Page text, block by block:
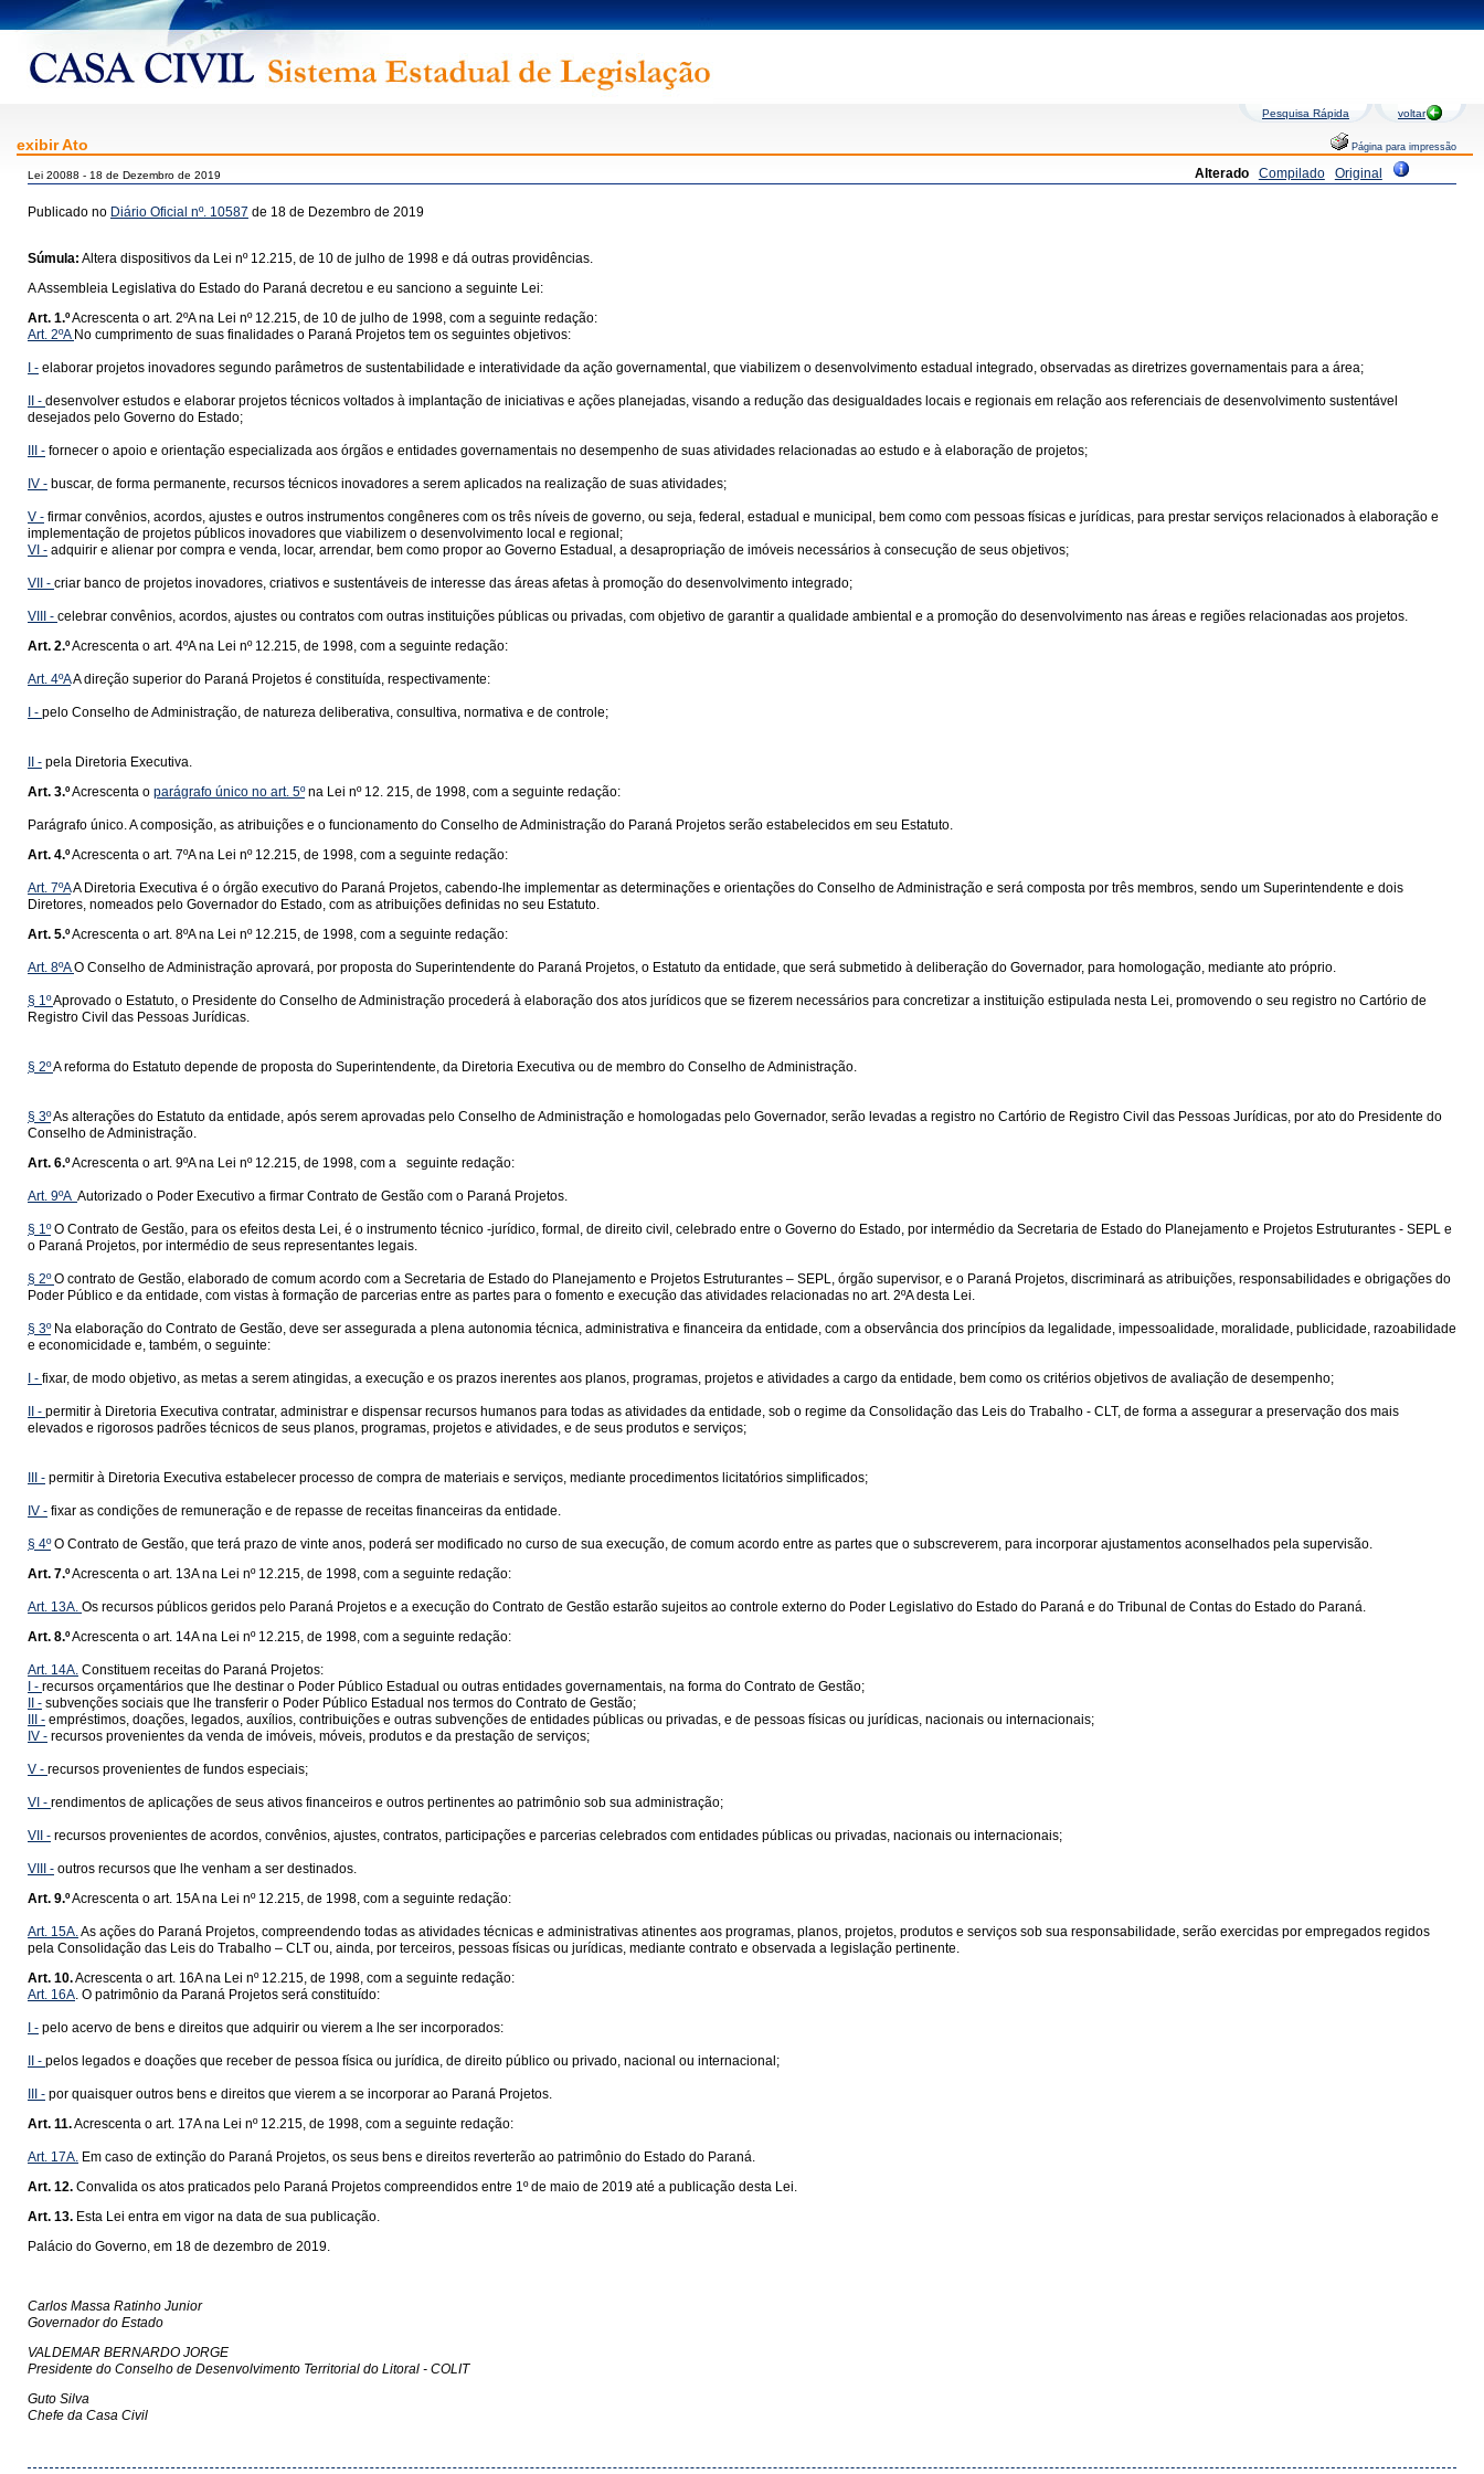
Pesquisa Rápida voltar
exibir Ato Página para impressão
Alterado Compilado Original
Lei 20088 - 18 de Dezembro de 2019
Publicado no Diário Oficial nº. 10587 de 18 de Dezembro de 2019
Súmula: Altera dispositivos da Lei nº 12.215, de 10 de julho de 1998 e dá outras providências.
A Assembleia Legislativa do Estado do Paraná decretou e eu sanciono a seguinte Lei:
Art. 1.ºAcrescenta o art. 2ºA na Lei nº 12.215, de 10 de julho de 1998, com a seguinte redação:
Art. 2ºA No cumprimento de suas finalidades o Paraná Projetos tem os seguintes objetivos:
I - elaborar projetos inovadores segundo parâmetros de sustentabilidade e interatividade da ação governamental, que viabilizem o desenvolvimento estadual integrado, observadas as diretrizes governamentais para a área;
II - desenvolver estudos e elaborar projetos técnicos voltados à implantação de iniciativas e ações planejadas, visando a redução das desigualdades locais e regionais em relação aos referenciais de desenvolvimento sustentável
desejados pelo Governo do Estado;
III - fornecer o apoio e orientação especializada aos órgãos e entidades governamentais no desempenho de suas atividades relacionadas ao estudo e à elaboração de projetos;
IV - buscar, de forma permanente, recursos técnicos inovadores a serem aplicados na realização de suas atividades;
V - firmar convênios, acordos, ajustes e outros instrumentos congêneres com os três níveis de governo, ou seja, federal, estadual e municipal, bem como com pessoas físicas e jurídicas, para prestar serviços relacionados à elaboração e
implementação de projetos públicos inovadores que viabilizem o desenvolvimento local e regional;
VI - adquirir e alienar por compra e venda, locar, arrendar, bem como propor ao Governo Estadual, a desapropriação de imóveis necessários à consecução de seus objetivos;
VII - criar banco de projetos inovadores, criativos e sustentáveis de interesse das áreas afetas à promoção do desenvolvimento integrado;
VIII - celebrar convênios, acordos, ajustes ou contratos com outras instituições públicas ou privadas, com objetivo de garantir a qualidade ambiental e a promoção do desenvolvimento nas áreas e regiões relacionadas aos projetos.
Art. 2.ºAcrescenta o art. 4ºA na Lei nº 12.215, de 1998, com a seguinte redação:
Art. 4ºAA direção superior do Paraná Projetos é constituída, respectivamente:
I - pelo Conselho de Administração, de natureza deliberativa, consultiva, normativa e de controle;
II - pela Diretoria Executiva.
Art. 3.ºAcrescenta o parágrafo único no art. 5ºna Lei nº 12. 215, de 1998, com a seguinte redação:
Parágrafo único. A composição, as atribuições e o funcionamento do Conselho de Administração do Paraná Projetos serão estabelecidos em seu Estatuto.
Art. 4.ºAcrescenta o art. 7ºA na Lei nº 12.215, de 1998, com a seguinte redação:
Art. 7ºAA Diretoria Executiva é o órgão executivo do Paraná Projetos, cabendo-lhe implementar as determinações e orientações do Conselho de Administração e será composta por três membros, sendo um Superintendente e dois
Diretores, nomeados pelo Governador do Estado, com as atribuições definidas no seu Estatuto.
Art. 5.ºAcrescenta o art. 8ºA na Lei nº 12.215, de 1998, com a seguinte redação:
Art. 8ºAO Conselho de Administração aprovará, por proposta do Superintendente do Paraná Projetos, o Estatuto da entidade, que será submetido à deliberação do Governador, para homologação, mediante ato próprio.
§ 1ºAprovado o Estatuto, o Presidente do Conselho de Administração procederá à elaboração dos atos jurídicos que se fizerem necessários para concretizar a instituição estipulada nesta Lei, promovendo o seu registro no Cartório de
Registro Civil das Pessoas Jurídicas.
§ 2ºA reforma do Estatuto depende de proposta do Superintendente, da Diretoria Executiva ou de membro do Conselho de Administração.
§ 3ºAs alterações do Estatuto da entidade, após serem aprovadas pelo Conselho de Administração e homologadas pelo Governador, serão levadas a registro no Cartório de Registro Civil das Pessoas Jurídicas, por ato do Presidente do
Conselho de Administração.
Art. 6.ºAcrescenta o art. 9ºA na Lei nº 12.215, de 1998, com a seguinte redação:
Art. 9ºA Autorizado o Poder Executivo a firmar Contrato de Gestão com o Paraná Projetos.
§ 1ºO Contrato de Gestão, para os efeitos desta Lei, é o instrumento técnico -jurídico, formal, de direito civil, celebrado entre o Governo do Estado, por intermédio da Secretaria de Estado do Planejamento e Projetos Estruturantes - SEPL e
o Paraná Projetos, por intermédio de seus representantes legais.
§ 2ºO contrato de Gestão, elaborado de comum acordo com a Secretaria de Estado do Planejamento e Projetos Estruturantes – SEPL, órgão supervisor, e o Paraná Projetos, discriminará as atribuições, responsabilidades e obrigações do
Poder Público e da entidade, com vistas à formação de parcerias entre as partes para o fomento e execução das atividades relacionadas no art. 2ºA desta Lei.
§ 3ºNa elaboração do Contrato de Gestão, deve ser assegurada a plena autonomia técnica, administrativa e financeira da entidade, com a observância dos princípios da legalidade, impessoalidade, moralidade, publicidade, razoabilidade
e economicidade e, também, o seguinte:
I - fixar, de modo objetivo, as metas a serem atingidas, a execução e os prazos inerentes aos planos, programas, projetos e atividades a cargo da entidade, bem como os critérios objetivos de avaliação de desempenho;
II - permitir à Diretoria Executiva contratar, administrar e dispensar recursos humanos para todas as atividades da entidade, sob o regime da Consolidação das Leis do Trabalho - CLT, de forma a assegurar a preservação dos mais
elevados e rigorosos padrões técnicos de seus planos, programas, projetos e atividades, e de seus produtos e serviços;
III - permitir à Diretoria Executiva estabelecer processo de compra de materiais e serviços, mediante procedimentos licitatórios simplificados;
IV - fixar as condições de remuneração e de repasse de receitas financeiras da entidade.
§ 4ºO Contrato de Gestão, que terá prazo de vinte anos, poderá ser modificado no curso de sua execução, de comum acordo entre as partes que o subscreverem, para incorporar ajustamentos aconselhados pela supervisão.
Art. 7.ºAcrescenta o art. 13A na Lei nº 12.215, de 1998, com a seguinte redação:
Art. 13A. Os recursos públicos geridos pelo Paraná Projetos e a execução do Contrato de Gestão estarão sujeitos ao controle externo do Poder Legislativo do Estado do Paraná e do Tribunal de Contas do Estado do Paraná.
Art. 8.ºAcrescenta o art. 14A na Lei nº 12.215, de 1998, com a seguinte redação:
Art. 14A. Constituem receitas do Paraná Projetos:
I - recursos orçamentários que lhe destinar o Poder Público Estadual ou outras entidades governamentais, na forma do Contrato de Gestão;
II - subvenções sociais que lhe transferir o Poder Público Estadual nos termos do Contrato de Gestão;
III - empréstimos, doações, legados, auxílios, contribuições e outras subvenções de entidades públicas ou privadas, e de pessoas físicas ou jurídicas, nacionais ou internacionais;
IV - recursos provenientes da venda de imóveis, móveis, produtos e da prestação de serviços;
V - recursos provenientes de fundos especiais;
VI - rendimentos de aplicações de seus ativos financeiros e outros pertinentes ao patrimônio sob sua administração;
VII - recursos provenientes de acordos, convênios, ajustes, contratos, participações e parcerias celebrados com entidades públicas ou privadas, nacionais ou internacionais;
VIII - outros recursos que lhe venham a ser destinados.
Art. 9.ºAcrescenta o art. 15A na Lei nº 12.215, de 1998, com a seguinte redação:
Art. 15A.As ações do Paraná Projetos, compreendendo todas as atividades técnicas e administrativas atinentes aos programas, planos, projetos, produtos e serviços sob sua responsabilidade, serão exercidas por empregados regidos
pela Consolidação das Leis do Trabalho – CLT ou, ainda, por terceiros, pessoas físicas ou jurídicas, mediante contrato e observada a legislação pertinente.
Art. 10.Acrescenta o art. 16A na Lei nº 12.215, de 1998, com a seguinte redação:
Art. 16A. O patrimônio da Paraná Projetos será constituído:
I - pelo acervo de bens e direitos que adquirir ou vierem a lhe ser incorporados:
II - pelos legados e doações que receber de pessoa física ou jurídica, de direito público ou privado, nacional ou internacional;
III - por quaisquer outros bens e direitos que vierem a se incorporar ao Paraná Projetos.
Art. 11.Acrescenta o art. 17A na Lei nº 12.215, de 1998, com a seguinte redação:
Art. 17A. Em caso de extinção do Paraná Projetos, os seus bens e direitos reverterão ao patrimônio do Estado do Paraná.
Art. 12. Convalida os atos praticados pelo Paraná Projetos compreendidos entre 1º de maio de 2019 até a publicação desta Lei.
Art. 13. Esta Lei entra em vigor na data de sua publicação.
Palácio do Governo, em 18 de dezembro de 2019.
Carlos Massa Ratinho Junior
Governador do Estado
VALDEMAR BERNARDO JORGE
Presidente do Conselho de Desenvolvimento Territorial do Litoral - COLIT
Guto Silva
Chefe da Casa Civil